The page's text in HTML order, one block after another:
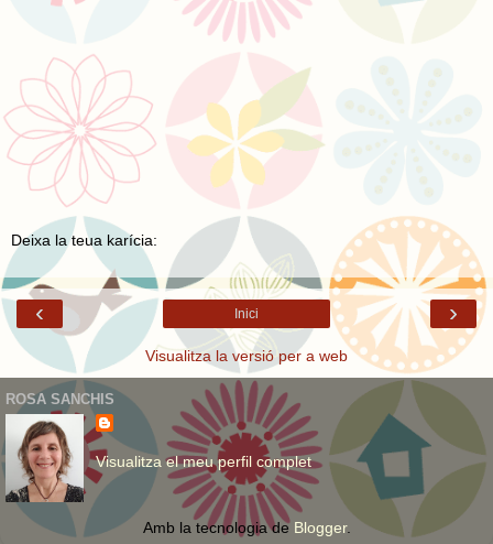
Deixa la teua karícia:
‹ ›
Inici
Visualitza la versió per a web
ROSA SANCHIS
Visualitza el meu perfil complet
Amb la tecnologia de Blogger.